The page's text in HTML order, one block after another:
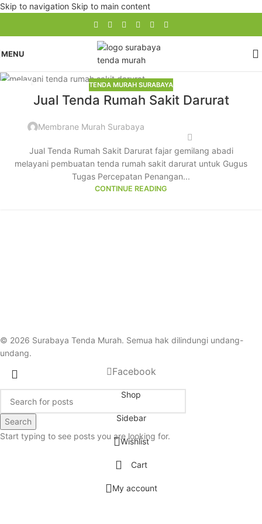
Skip to navigation Skip to main content
MENU
TENDA MURAH SURABAYA
Jual Tenda Rumah Sakit Darurat
Membrane Murah Surabaya
Jual Tenda Rumah Sakit Darurat fajar gemilang abadi
melayani pembuatan tenda rumah sakit darurat untuk Gugus
Tugas Percepatan Penangan...
CONTINUE READING
© 2026 Surabaya Tenda Murah. Semua hak dilindungi undang-
undang.
Search
Start typing to see posts you are looking for.
Facebook
Shop
Sidebar
Wishlist
Cart
My account